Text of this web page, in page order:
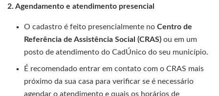
2. Agendamento e atendimento presencial
O cadastro é feito presencialmente noCentro de
Referência de Assistência Social (CRAS) ou em um
posto de atendimento do CadÚnico do seu município.
É recomendado entrar em contato com o CRAS mais
próximo da sua casa para verificar se é necessário
agendar o atendimento e quais os horários de